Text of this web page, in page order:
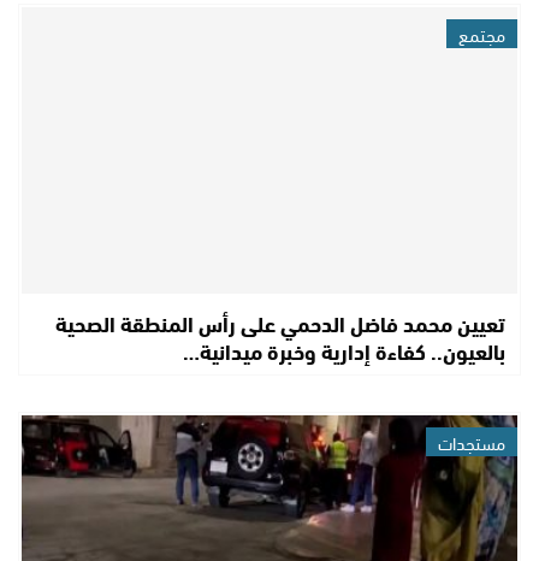
مجتمع
تعيين محمد فاضل الدحمي على رأس المنطقة الصحية
بالعيون.. كفاءة إدارية وخبرة ميدانية…
مستجدات